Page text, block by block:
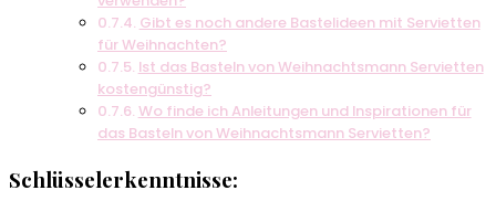
Gibt es noch andere Bastelideen mit Servietten
für Weihnachten?
Ist das Basteln von Weihnachtsmann Servietten
kostengünstig?
Wo finde ich Anleitungen und Inspirationen für
das Basteln von Weihnachtsmann Servietten?
Schlüsselerkenntnisse: